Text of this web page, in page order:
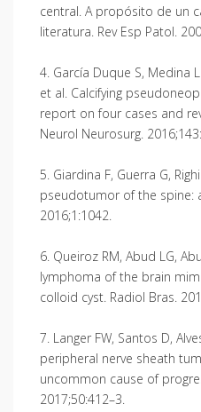
central. A propósito de un
literatura. Rev Esp Patol.
4. García Duque S, Medina
et al. Calcifying
report on four cases and
Neurol Neurosurg.
5. Giardina F, Guerra G,
pseudotumor of the spine:
2016;1:1042.
6. Queiroz RM, Abud LG,
lymphoma of the brain
colloid cyst. Radiol Bras.
7. Langer FW, Santos D,
peripheral nerve sheath
uncommon cause of
2017;50:412–3.